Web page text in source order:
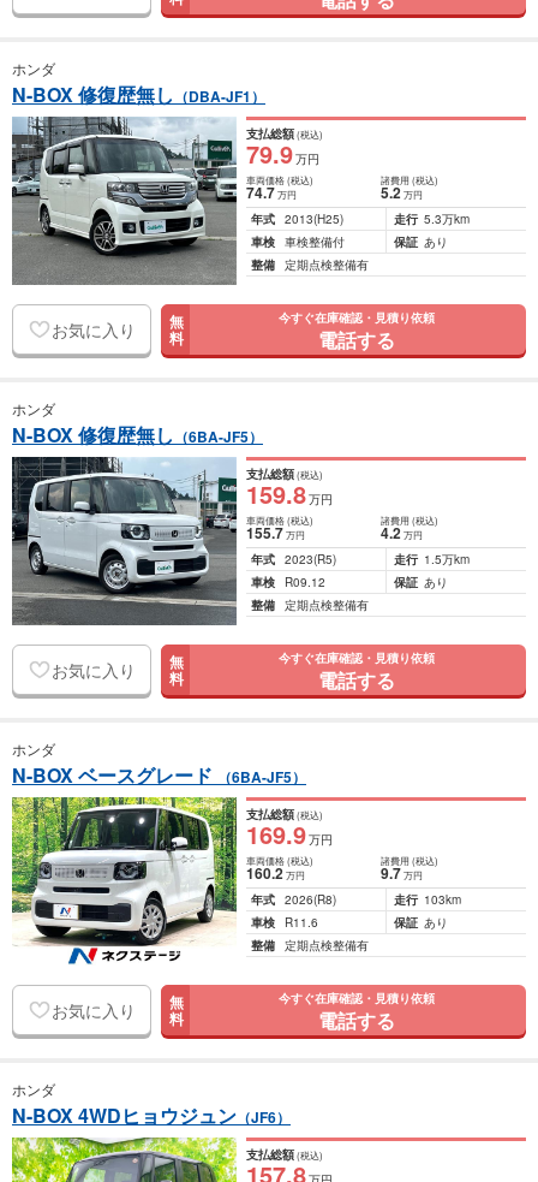
ホンダ
N-BOX 修復歴無し （DBA-JF1）
支払総額(税込)
79.9万円
車両価格(税込)
74.7万円
諸費用 (税込)
5.2 万円
年式 2013(H25) 走行 5.3万km
車検 車検整備付 保証 あり
整備 定期点検整備有
お気に入り 無
料
今すぐ在庫確認・見積り依頼
電話する
ホンダ
N-BOX 修復歴無し （6BA-JF5）
支払総額(税込)
159.8万円
車両価格(税込)
155.7万円
諸費用 (税込)
4.2 万円
年式 2023(R5) 走行 1.5万km
車検
R09.12 保証 あり
整備 定期点検整備有
お気に入り 無
料
今すぐ在庫確認・見積り依頼
電話する
ホンダ
N-BOX ベースグレード （6BA-JF5）
支払総額(税込)
169.9万円
車両価格(税込)
160.2万円
諸費用 (税込)
9.7 万円
年式 2026(R8) 走行 103km
車検
R11.6 保証 あり
整備 定期点検整備有
お気に入り 無
料
今すぐ在庫確認・見積り依頼
電話する
ホンダ
N-BOX 4WDヒョウジュン （JF6）
支払総額(税込)
157.8